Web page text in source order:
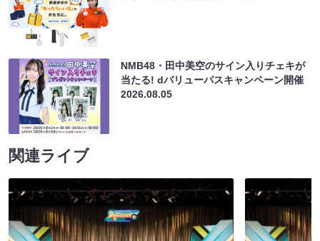
NMB48・田中美空のサイン入りチェキが
当たる! dバリューパスキャンペーン開催
2026.08.05
関連ライブ